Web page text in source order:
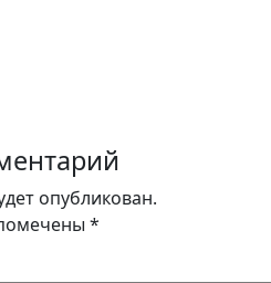
опубликован.
*